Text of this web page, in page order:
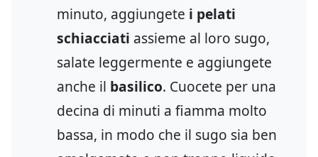
minuto, aggiungete i pelati
schiacciati assieme al loro sugo,
salate leggermente e aggiungete
anche il basilico. Cuocete per una
decina di minuti a fiamma molto
bassa, in modo che il sugo sia ben